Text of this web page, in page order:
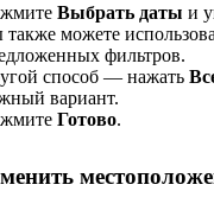
Выбрать даты и
можете
фильтров.
способ — нажать
вариант.
Готово.